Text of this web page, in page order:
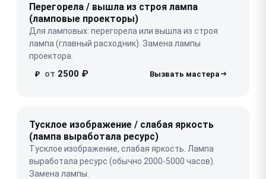
Перегорела / вышла из строя лампа
(ламповые проекторы)
Для ламповых: перегорела или вышла из строя
лампа (главный расходник). Замена лампы
проектора.
₽ от 2500 ₽
Тусклое изображение / слабая яркость
(лампа выработала ресурс)
Тусклое изображение, слабая яркость. Лампа
выработала ресурс (обычно 2000-5000 часов).
Замена лампы.